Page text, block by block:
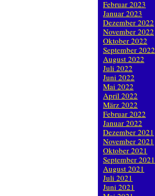
Februar 2023
Januar 2023
Dezember 2022
November 2022
Oktober 2022
September 2022
August 2022
Juli 2022
Juni 2022
Mai 2022
April 2022
März 2022
Februar 2022
Januar 2022
Dezember 2021
November 2021
Oktober 2021
September 2021
August 2021
Juli 2021
Juni 2021